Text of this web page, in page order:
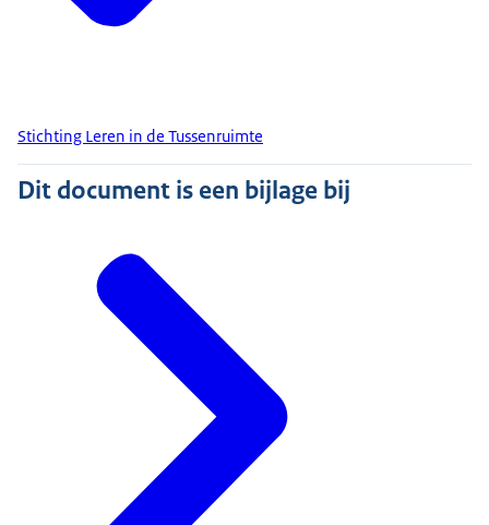
Stichting Leren in de Tussenruimte
Dit document is een bijlage bij